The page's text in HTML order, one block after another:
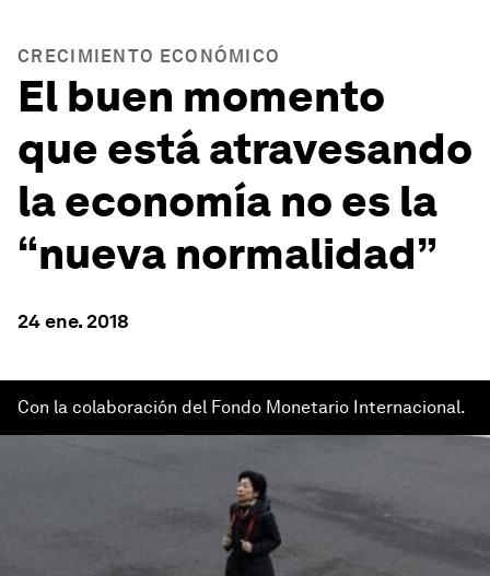
CRECIMIENTO ECONÓMICO
El buen momento
que está atravesando
la economía no es la
“nueva normalidad”
24 ene. 2018
Con la colaboración del Fondo Monetario Internacional.